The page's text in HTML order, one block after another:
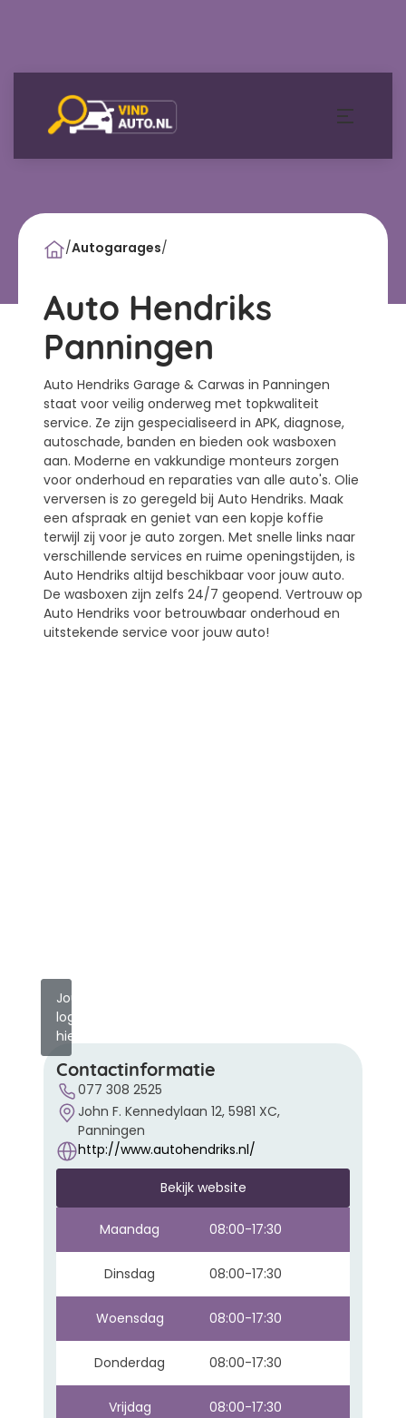
/Autogarages/
Auto Hendriks
Panningen
Auto Hendriks Garage & Carwas in Panningen
staat voor veilig onderweg met topkwaliteit
service. Ze zijn gespecialiseerd in APK, diagnose,
autoschade, banden en bieden ook wasboxen
aan. Moderne en vakkundige monteurs zorgen
voor onderhoud en reparaties van alle auto's. Olie
verversen is zo geregeld bij Auto Hendriks. Maak
een afspraak en geniet van een kopje koffie
terwijl zij voor je auto zorgen. Met snelle links naar
verschillende services en ruime openingstijden, is
Auto Hendriks altijd beschikbaar voor jouw auto.
De wasboxen zijn zelfs 24/7 geopend. Vertrouw op
Auto Hendriks voor betrouwbaar onderhoud en
uitstekende service voor jouw auto!
Jouw
logo
hier?
Contactinformatie
077 308 2525
John F. Kennedylaan 12, 5981 XC,
Panningen
http://www.autohendriks.nl/
Bekijk website
Maandag 08:00-17:30
Dinsdag 08:00-17:30
Woensdag 08:00-17:30
Donderdag 08:00-17:30
Vrijdag 08:00-17:30